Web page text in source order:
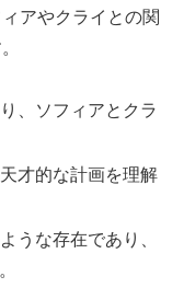
アやクライとの関
、ソフィアとクラ
才的な計画を理解
うな存在であり、